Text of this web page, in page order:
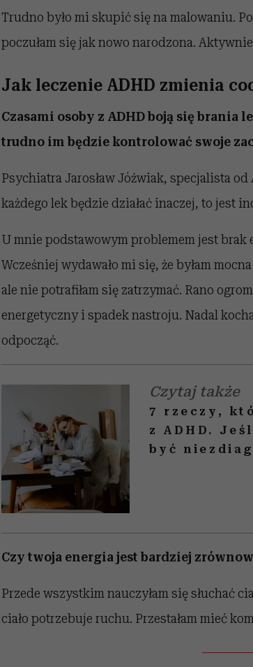
Trudno było mi skupić się na malowaniu.
poczułam się jak nowo narodzona.
Jak leczenie ADHD zmienia
Czasami osoby z ADHD boją się brania
trudno im będzie kontrolować swoje
Psychiatra Jarosław Jóźwiak, specjalista
każdego lek będzie działać inaczej, to jest
U mnie podstawowym problemem jest brak
Wcześniej wydawało mi się, że byłam
ale nie potrafiłam się zatrzymać. Rano
energetyczny i spadek nastroju. Nadal
odpocząć.
Czytaj także
7 rzeczy,
z ADHD.
być
Czy twoja energia jest bardziej
Przede wszystkim nauczyłam się słuchać
ciało potrzebuje ruchu. Przestałam mieć